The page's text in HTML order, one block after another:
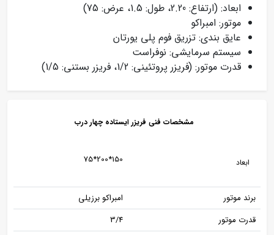
ابعاد: (ارتفاع: 2.20، طول: 1.5، عرض: 75)
موتور: امبراکو
عایق بندی: تزریق فوم پلی یورتان
سیستم سرمایشی: نوفراست
قدرت موتور: (فریزر پروتئینی: 1/2، فریزر بستنی: 1/5)
مشخصات فنی فریزر ایستاده چهار درب
ابعاد 150*200*75
برند موتور
امبراکو برزیلی
قدرت موتور
3/4